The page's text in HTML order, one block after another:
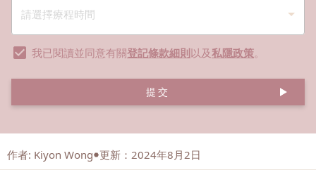
我已閱讀並同意有關登記條款細則以及私隱政策。
提交
作者: Kiyon Wong 更新：2024年8月2日